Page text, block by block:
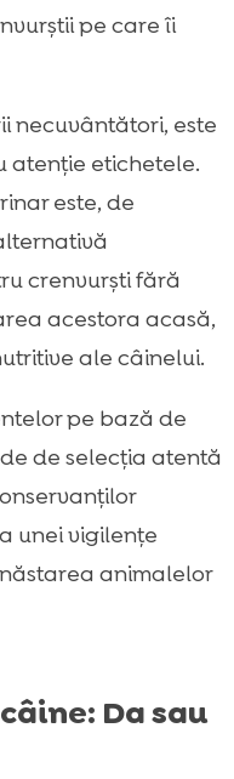
pe care îi
necuvântători, este
atenție etichetele.
este, de
crenvurști fără
acestora acasă,
ale câinelui.
pe bază de
de selecția atentă
unei vigilențe
animalelor
Da sau